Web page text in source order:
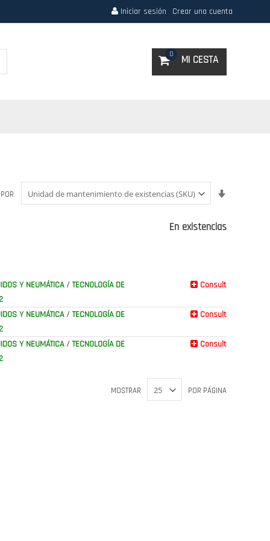
Iniciar sesión Crear una cuenta
MI CESTA
0
En existencias
Y NEUMÁTICA/TECNOLOGÍA DE
Consult
Y NEUMÁTICA/TECNOLOGÍA DE
Consult
Y NEUMÁTICA/TECNOLOGÍA DE
Consult
MOSTRAR POR PÁGINA